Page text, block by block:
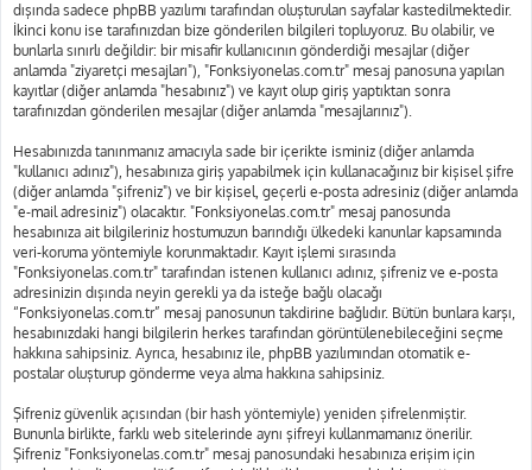
dışında sadece phpBB yazılımı tarafından oluşturulan sayfalar kastedilmektedir.
İkinci konu ise tarafınızdan bize gönderilen bilgileri topluyoruz. Bu olabilir, ve
bunlarla sınırlı değildir: bir misafir kullanıcının gönderdiği mesajlar (diğer
anlamda "ziyaretçi mesajları"), "Fonksiyonelas.com.tr" mesaj panosuna yapılan
kayıtlar (diğer anlamda "hesabınız") ve kayıt olup giriş yaptıktan sonra
tarafınızdan gönderilen mesajlar (diğer anlamda "mesajlarınız").
Hesabınızda tanınmanız amacıyla sade bir içerikte isminiz (diğer anlamda
"kullanıcı adınız"), hesabınıza giriş yapabilmek için kullanacağınız bir kişisel şifre
(diğer anlamda "şifreniz") ve bir kişisel, geçerli e-posta adresiniz (diğer anlamda
"e-mail adresiniz") olacaktır. "Fonksiyonelas.com.tr" mesaj panosunda
hesabınıza ait bilgileriniz hostumuzun barındığı ülkedeki kanunlar kapsamında
veri-koruma yöntemiyle korunmaktadır. Kayıt işlemi sırasında
"Fonksiyonelas.com.tr" tarafından istenen kullanıcı adınız, şifreniz ve e-posta
adresinizin dışında neyin gerekli ya da isteğe bağlı olacağı
“Fonksiyonelas.com.tr” mesaj panosunun takdirine bağlıdır. Bütün bunlara karşı,
hesabınızdaki hangi bilgilerin herkes tarafından görüntülenebileceğini seçme
hakkına sahipsiniz. Ayrıca, hesabınız ile, phpBB yazılımından otomatik e-
postalar oluşturup gönderme veya alma hakkına sahipsiniz.
Şifreniz güvenlik açısından (bir hash yöntemiyle) yeniden şifrelenmiştir.
Bununla birlikte, farklı web sitelerinde aynı şifreyi kullanmamanız önerilir.
Şifreniz "Fonksiyonelas.com.tr" mesaj panosundaki hesabınıza erişim için